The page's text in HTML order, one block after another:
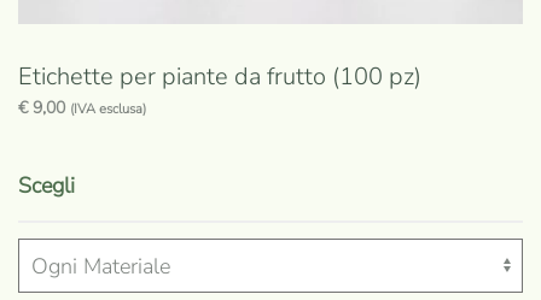
Etichette per piante da frutto (100 pz)
€9,00 (IVA esclusa)
Scegliprodotto
più
varianti.